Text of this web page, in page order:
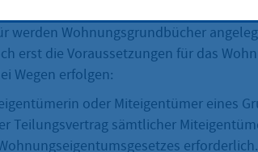
werden Wohnungsgrundbücher
erst die Voraussetzungen für das
Wegen erfolgen:
oder Miteigentümer eines
Teilungsvertrag sämtlicher